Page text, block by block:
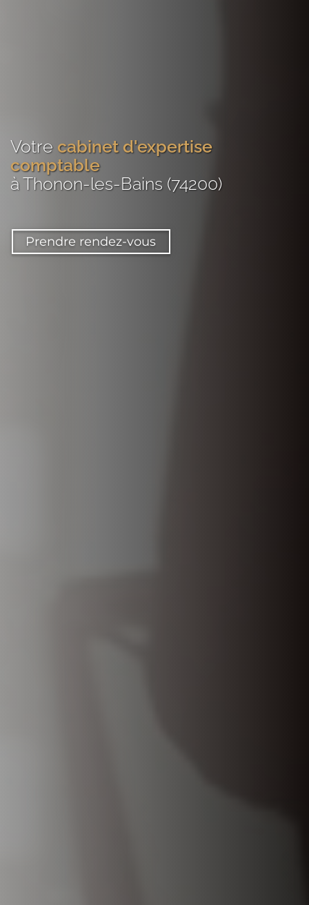
Votre cabinet d'expertise
comptable
à Thonon-les-Bains (74200)
Prendre rendez-vous